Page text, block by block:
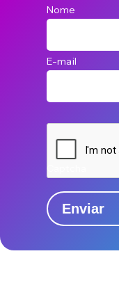
Nome
E-mail
Enviar